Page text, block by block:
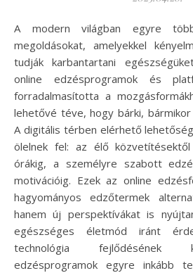
A modern világban egyre többen keresnek olyan
megoldásokat, amelyekkel
tudják karbantartani
online edzésprogramok és
forradalmasította a
lehetővé téve, hogy bárki,
A digitális térben elérhető
ölelnek fel: az élő
órákig, a személyre szabott
motivációig. Ezek az online
hagyományos edzőtermek
hanem új perspektívákat is
egészséges életmód iránt
technológia fejlődésének
edzésprogramok egyre inkább